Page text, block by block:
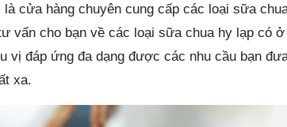
là cửa hàng chuyên cung cấp các loại sữa
vấn cho bạn về các loại sữa chua hy lạp có
vị đáp ứng đa dạng được các nhu cầu bạn
xa.